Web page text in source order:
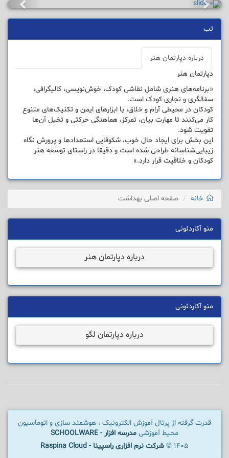
تب
درباره دپارتمان هنر
دپارتمان هنر
«برنامه‌های هنری شامل نقاشی کودک، خوش‌نویسی، کالیگرافی،
سفالگری و نجاری کودک است.
کودکان در محیطی آرام و خلاق، با ابزارهای ایمن و تکنیک‌های متنوع
کار می‌کنند تا مهارت بیان، تمرکز، هماهنگی حرکتی و تخیل آن‌ها
تقویت شود.
این بخش برای ایجاد حال خوب، شکوفایی استعدادها و پرورش نگاه
زیبایی‌شناسانه طراحی شده است و دقیقا در راستای توسعه هنر
کودکان و خلاقیت قرار دارد.»
خانه صفحه اصلی بهداشت
منو آکاردئونی
درباره دپارتمان هنر
منو آکاردئونی
درباره دپارتمان لگو
قدرت گرفته از پرتال آموزش الکترونیک ، هوشمند سازی و اتوماسیون
محیط آموزشی مدرسه افزار - SCHOOLWARE
1405 ©
شرکت نرم افزاری راسپینا - Raspina Cloud